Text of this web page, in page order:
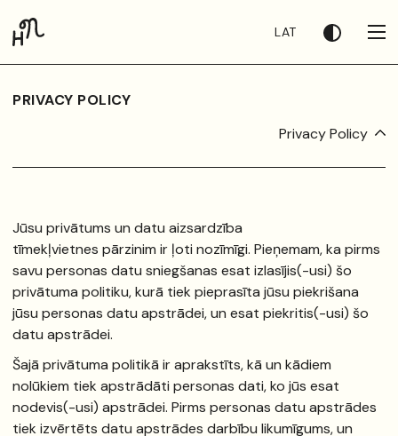
LAT
PRIVACY POLICY
Privacy Policy
Jūsu privātums un datu aizsardzība
tīmekļvietnes pārzinim ir ļoti nozīmīgi. Pieņemam, ka pirms
savu personas datu sniegšanas esat izlasījis(-usi) šo
privātuma politiku, kurā tiek pieprasīta jūsu piekrišana
jūsu personas datu apstrādei, un esat piekritis(-usi) šo
datu apstrādei.
Šajā privātuma politikā ir aprakstīts, kā un kādiem
nolūkiem tiek apstrādāti personas dati, ko jūs esat
nodevis(-usi) apstrādei. Pirms personas datu apstrādes
tiek izvērtēts datu apstrādes darbību likumīgums, un